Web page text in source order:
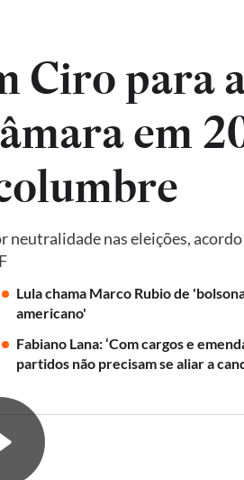
Ciro para
em
neutralidade nas eleições,
Lula chama Marco Rubio de
americano'
Fabiano Lana: ‘Com cargos e
partidos não precisam se aliar a